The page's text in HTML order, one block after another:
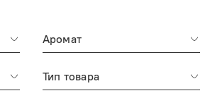
Аромат
Тип товара